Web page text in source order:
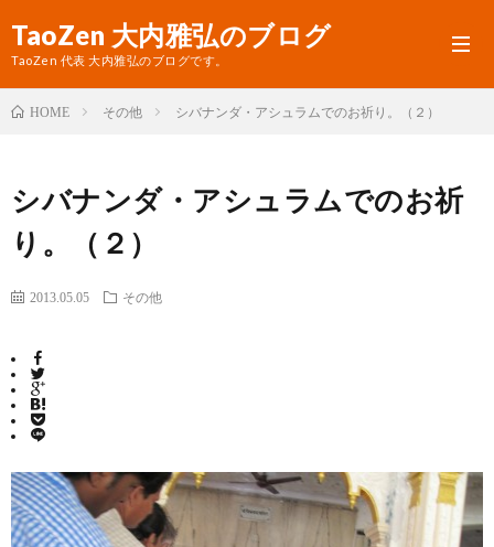
TaoZen 大内雅弘のブログ
TaoZen 代表 大内雅弘のブログです。
ロ
HOME その他 シバナンダ・アシュラムでのお祈り。（２）
シバナンダ・アシュラムでのお祈
り。（２）
2013.05.05 その他